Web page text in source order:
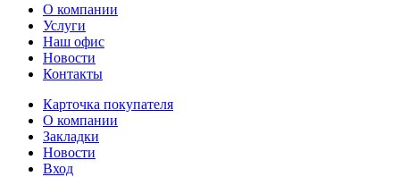
О компании
Услуги
Наш офис
Новости
Контакты
Карточка покупателя
О компании
Закладки
Новости
Вход